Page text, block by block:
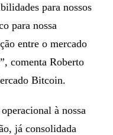
para nossos
para nossa
entre o mercado
comenta Roberto
Bitcoin.
à nossa
já consolidada